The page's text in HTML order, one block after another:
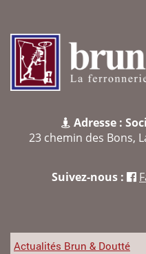
Adresse :
23 chemin des Bons,
Suivez-nous :
Actualités Brun & Doutté